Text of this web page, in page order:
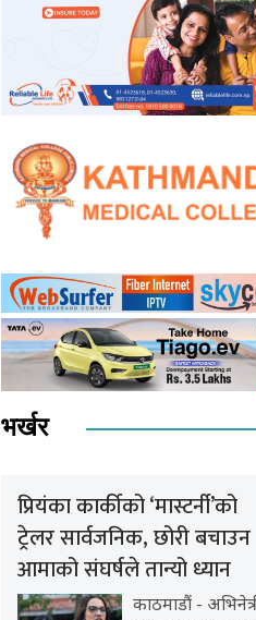
भर्खर
प्रियंका कार्कीको ‘मास्टर्नी’को
ट्रेलर सार्वजनिक, छोरी बचाउन
आमाको संघर्षले तान्यो ध्यान
काठमाडौं -